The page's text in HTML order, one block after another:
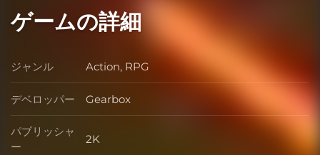
ゲームの詳細
ジャンル ジャンル
Action, RPG
デベロッパー デベロッパー
Gearbox
パブリッシャ
ー
パブリッシャー
2K